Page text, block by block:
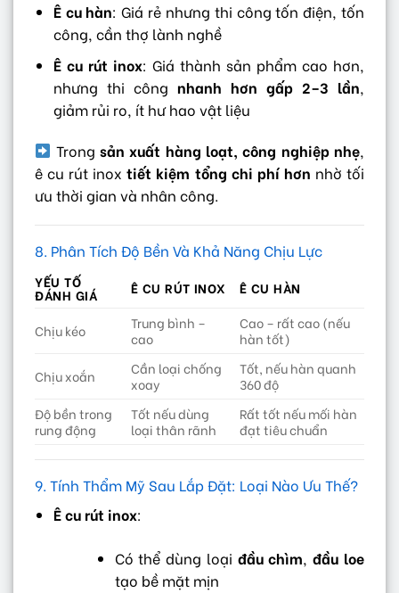
Ê cu hàn: Giá rẻ nhưng thi công tốn điện, tốn
công, cần thợ lành nghề
Ê cu rút inox: Giá thành sản phẩm cao hơn,
nhưng thi công nhanh hơn gấp 2–3 lần,
giảm rủi ro, ít hư hao vật liệu
Trong sản xuất hàng loạt, công nghiệp nhẹ,
ê cu rút inoxtiết kiệm tổng chi phí hơn nhờ tối
ưu thời gian và nhân công.
8. Phân Tích Độ Bền Và Khả Năng Chịu Lực
YẾU TỐ
ĐÁNH GIÁ Ê CU RÚT INOX Ê CU HÀN
Chịu kéo
Trung bình –
cao
Cao – rất cao (nếu
hàn tốt)
Chịu xoắn
Cần loại chống
xoay
Tốt, nếu hàn quanh
360 độ
Độ bền trong
rung động
Tốt nếu dùng
loại thân rãnh
Rất tốt nếu mối hàn
đạt tiêu chuẩn
9. Tính Thẩm Mỹ Sau Lắp Đặt: Loại Nào Ưu Thế?
Ê cu rút inox:
Có thể dùng loại đầu chìm,đầu loe
tạo bề mặt mịn